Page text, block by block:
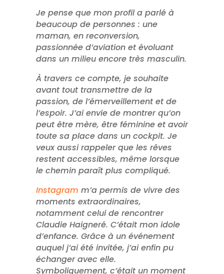
Je pense que mon profil a parlé à
beaucoup de personnes : une
maman, en reconversion,
passionnée d’aviation et évoluant
dans un milieu encore très masculin.
À travers ce compte, je souhaite
avant tout transmettre de la
passion, de l’émerveillement et de
l’espoir. J’ai envie de montrer qu’on
peut être mère, être féminine et avoir
toute sa place dans un cockpit. Je
veux aussi rappeler que les rêves
restent accessibles, même lorsque
le chemin paraît plus compliqué.
Instagram m’a permis de vivre des
moments extraordinaires,
notamment celui de rencontrer
Claudie Haigneré. C’était mon idole
d’enfance. Grâce à un événement
auquel j’ai été invitée, j’ai enfin pu
échanger avec elle.
Symboliquement, c’était un moment